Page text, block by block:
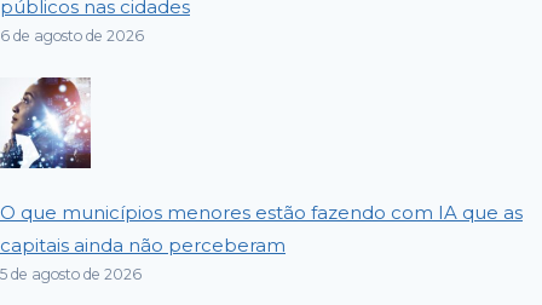
públicos nas cidades
6 de agosto de 2026
O que municípios menores estão fazendo com IA que as
capitais ainda não perceberam
5 de agosto de 2026